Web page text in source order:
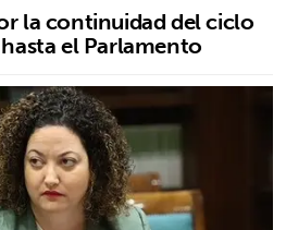
la continuidad del ciclo
el Parlamento